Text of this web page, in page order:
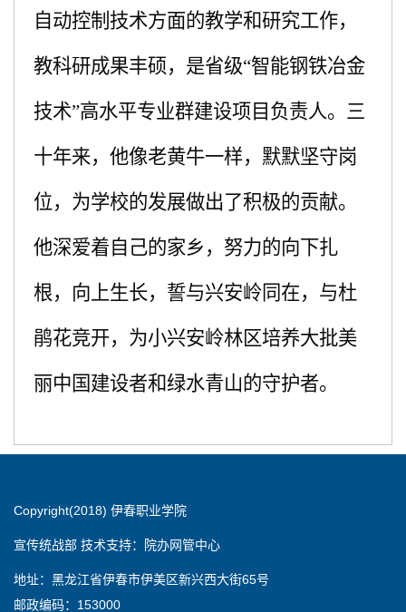
自动控制技术方面的教学和研究工作，
教科研成果丰硕，是省级“智能钢铁冶金
技术”高水平专业群建设项目负责人。三
十年来，他像老黄牛一样，默默坚守岗
位，为学校的发展做出了积极的贡献。
他深爱着自己的家乡，努力的向下扎
根，向上生长，誓与兴安岭同在，与杜
鹃花竞开，为小兴安岭林区培养大批美
丽中国建设者和绿水青山的守护者。
Copyright(2018) 伊春职业学院
宣传统战部 技术支持：院办网管中心
地址：黑龙江省伊春市伊美区新兴西大街65号
邮政编码：153000